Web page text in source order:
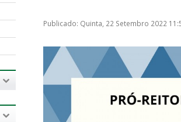
Publicado: Quinta, 22 Setembro 2022